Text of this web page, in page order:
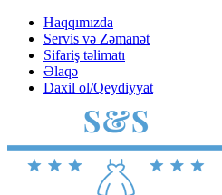
Haqqımızda
Servis və Zəmanət
Sifariş təlimatı
Əlaqə
Daxil ol/Qeydiyyat